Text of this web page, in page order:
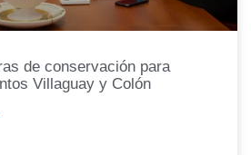
de conservación para
Villaguay y Colón